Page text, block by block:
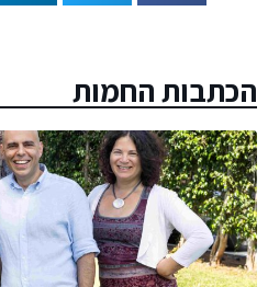
הכתבות החמות